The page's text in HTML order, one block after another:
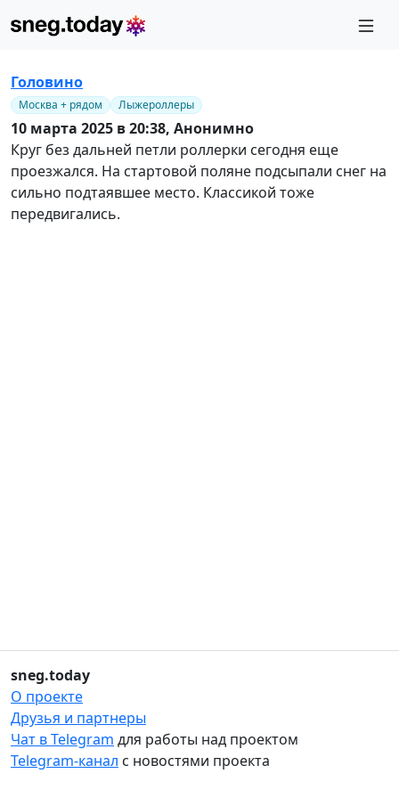
Головино
Москва + рядом Лыжероллеры
10 марта 2025 в 20:38, Анонимно
Круг без дальней петли роллерки сегодня еще
проезжался. На стартовой поляне подсыпали снег на
сильно подтаявшее место. Классикой тоже
передвигались.
sneg.today
О проекте
Друзья и партнеры
Чат в Telegram для работы над проектом
Telegram-канал с новостями проекта